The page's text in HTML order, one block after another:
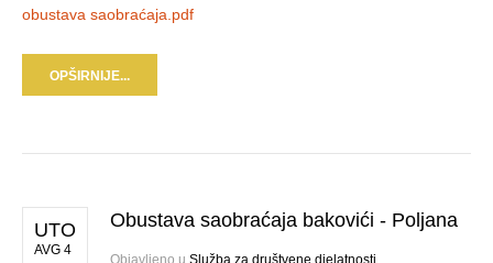
obustava saobraćaja.pdf
OPŠIRNIJE...
UTO
AVG 4
Obustava saobraćaja bakovići - Poljana
Objavljeno u Služba za društvene djelatnosti